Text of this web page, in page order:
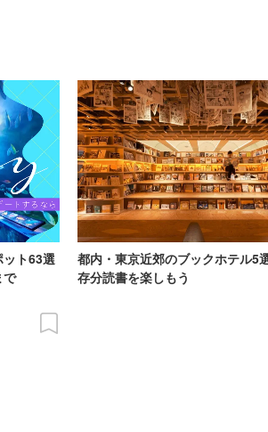
ット63選
で
都内・東京近郊のブックホテル5
存分読書を楽しもう